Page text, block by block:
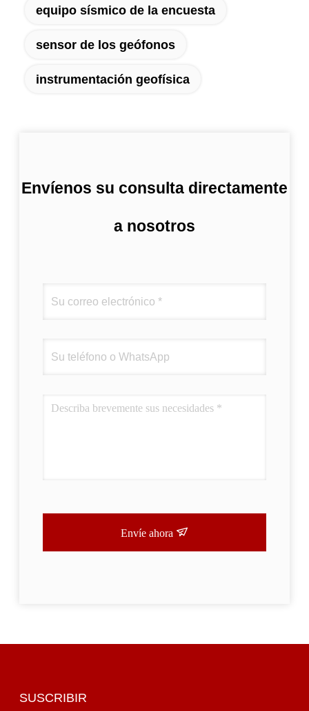
equipo sísmico de la encuesta
sensor de los geófonos
instrumentación geofísica
Envíenos su consulta directamente
a nosotros
Envíe ahora
SUSCRIBIR